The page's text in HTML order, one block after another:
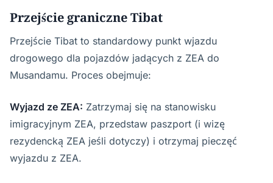
Przejście graniczne Tibat
Przejście Tibat to standardowy punkt wjazdu
drogowego dla pojazdów jadących z ZEA do
Musandamu. Proces obejmuje:
Wyjazd ze ZEA: Zatrzymaj się na stanowisku
imigracyjnym ZEA, przedstaw paszport (i wizę
rezydencką ZEA jeśli dotyczy) i otrzymaj pieczęć
wyjazdu z ZEA.